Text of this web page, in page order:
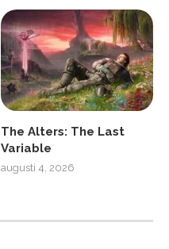
The Alters: The Last
Variable
augusti 4, 2026